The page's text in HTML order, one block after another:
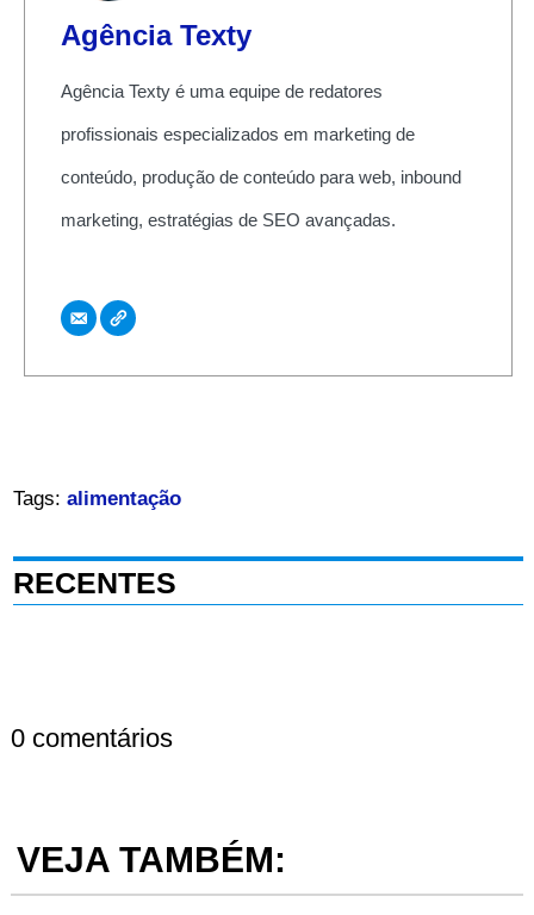
Agência Texty
Agência Texty é uma equipe de redatores
profissionais especializados em marketing de
conteúdo, produção de conteúdo para web, inbound
marketing, estratégias de SEO avançadas.
Tags: alimentação
RECENTES
0 comentários
VEJA TAMBÉM: